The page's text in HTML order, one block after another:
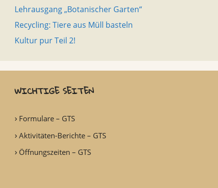
Lehrausgang „Botanischer Garten“
Recycling: Tiere aus Müll basteln
Kultur pur Teil 2!
WICHTIGE SEITEN
Formulare – GTS
Aktivitäten-Berichte – GTS
Öffnungszeiten – GTS